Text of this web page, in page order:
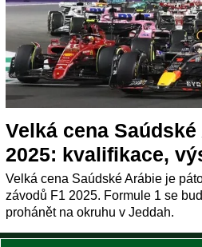
Velká cena Saúdské
2025: kvalifikace,
Velká cena Saúdské Arábie je
závodů F1 2025. Formule 1 se
prohánět na okruhu v Jeddah.